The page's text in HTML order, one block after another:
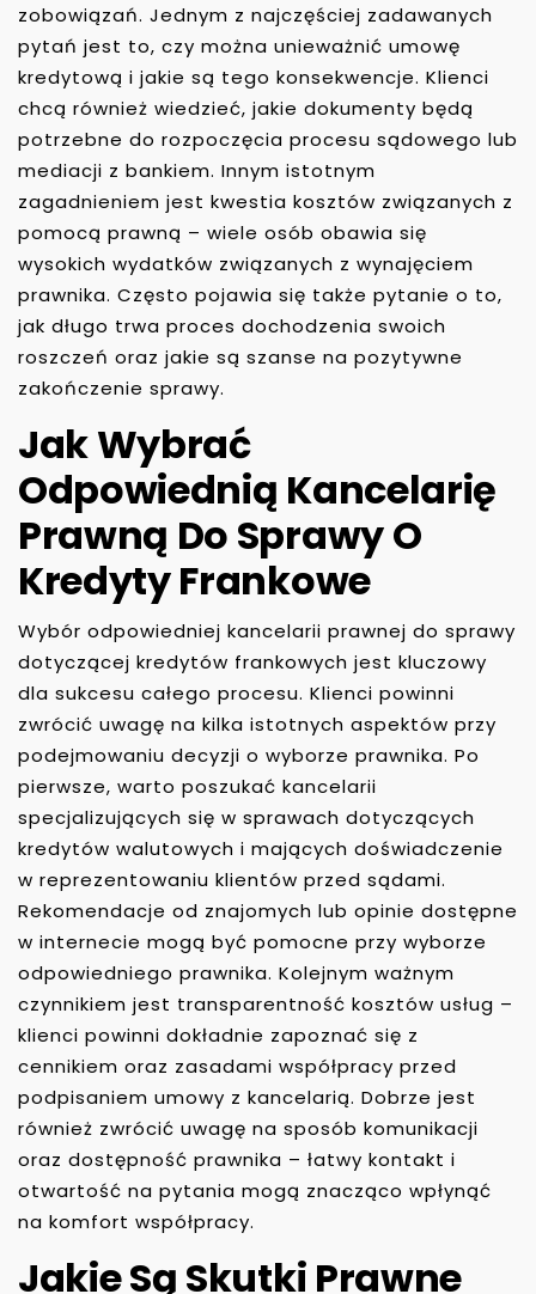
zobowiązań. Jednym z najczęściej zadawanych
pytań jest to, czy można unieważnić umowę
kredytową i jakie są tego konsekwencje. Klienci
chcą również wiedzieć, jakie dokumenty będą
potrzebne do rozpoczęcia procesu sądowego lub
mediacji z bankiem. Innym istotnym
zagadnieniem jest kwestia kosztów związanych z
pomocą prawną – wiele osób obawia się
wysokich wydatków związanych z wynajęciem
prawnika. Często pojawia się także pytanie o to,
jak długo trwa proces dochodzenia swoich
roszczeń oraz jakie są szanse na pozytywne
zakończenie sprawy.
Jak Wybrać
Odpowiednią Kancelarię
Prawną Do Sprawy O
Kredyty Frankowe
Wybór odpowiedniej kancelarii prawnej do sprawy
dotyczącej kredytów frankowych jest kluczowy
dla sukcesu całego procesu. Klienci powinni
zwrócić uwagę na kilka istotnych aspektów przy
podejmowaniu decyzji o wyborze prawnika. Po
pierwsze, warto poszukać kancelarii
specjalizujących się w sprawach dotyczących
kredytów walutowych i mających doświadczenie
w reprezentowaniu klientów przed sądami.
Rekomendacje od znajomych lub opinie dostępne
w internecie mogą być pomocne przy wyborze
odpowiedniego prawnika. Kolejnym ważnym
czynnikiem jest transparentność kosztów usług –
klienci powinni dokładnie zapoznać się z
cennikiem oraz zasadami współpracy przed
podpisaniem umowy z kancelarią. Dobrze jest
również zwrócić uwagę na sposób komunikacji
oraz dostępność prawnika – łatwy kontakt i
otwartość na pytania mogą znacząco wpłynąć
na komfort współpracy.
Jakie Są Skutki Prawne